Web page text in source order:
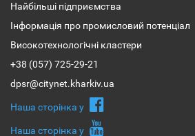
Найбільші підприємства
Інформація про промисловий потенціал
Високотехнологічні кластери
+38 (057) 725-29-21
dpsr@citynet.kharkiv.ua
Наша сторiнка у
Наша сторiнка у